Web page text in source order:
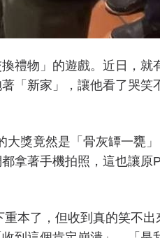
禮物」的遊戲。近日，就
「新家」，讓他看了哭笑
大獎竟然是「骨灰罈一甕
拿著手機拍照，這也讓原
本了，但收到真的笑不出